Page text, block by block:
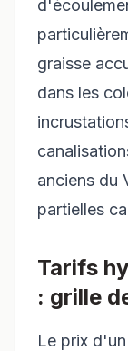
graisse
dans les
anciens du
partielles
Tarifs
: grille
Le prix